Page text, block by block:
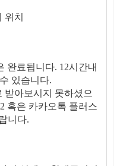
치
완료됩니다. 12시간내
있습니다.
받아보시지 못하셨으
혹은 카카오톡 플러스
니다.